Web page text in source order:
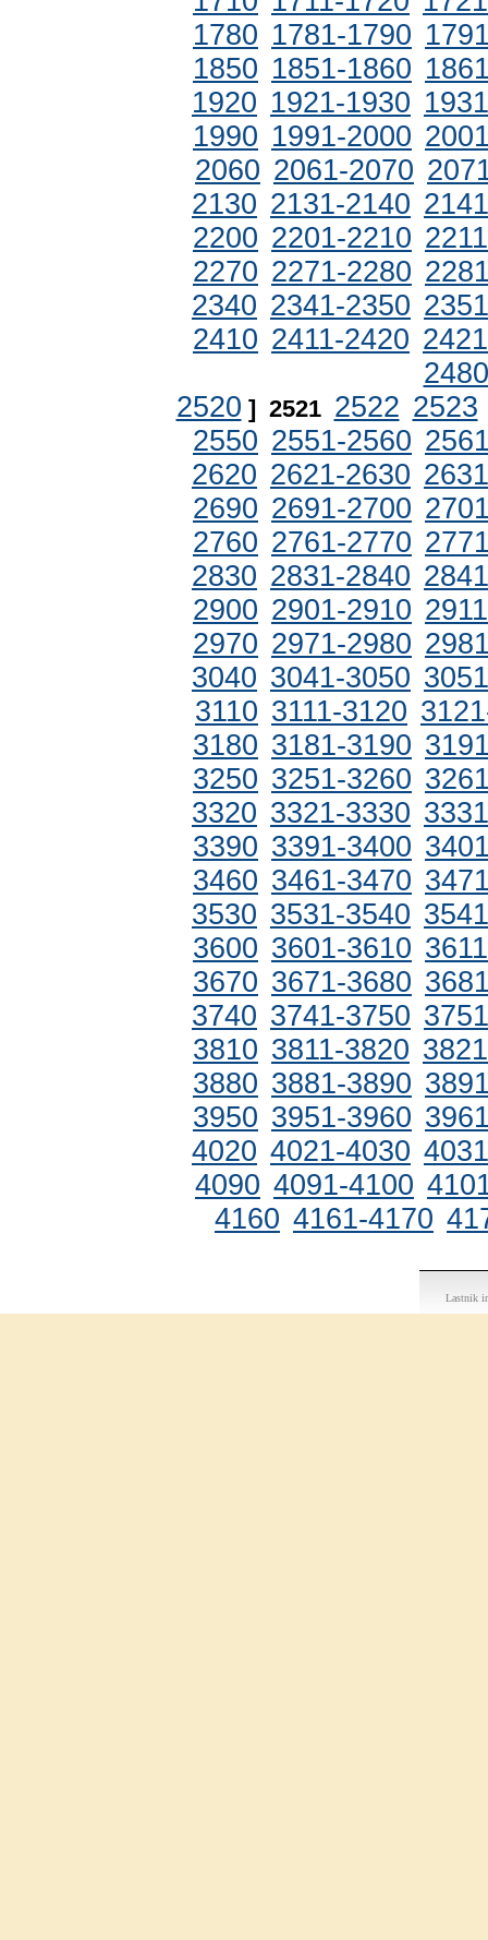
1780 1781-1790
1850 1851-1860
1920 1921-1930
1990 1991-2000
2060 2061-2070
2130 2131-2140
2200 2201-2210
2270 2271-2280
2340 2341-2350
2410 2411-2420
2480
2520 ] 2521 2522 2523
2550 2551-2560
2620 2621-2630
2690 2691-2700
2760 2761-2770
2830 2831-2840
2900 2901-2910
2970 2971-2980
3040 3041-3050
3110 3111-3120
3180 3181-3190
3250 3251-3260
3320 3321-3330
3390 3391-3400
3460 3461-3470
3530 3531-3540
3600 3601-3610
3670 3671-3680
3740 3741-3750
3810 3811-3820
3880 3881-3890
3950 3951-3960
4020 4021-4030
4090 4091-4100
4160 4161-4170
Lastnik